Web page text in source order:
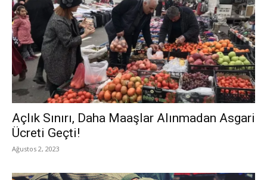
Açlık Sınırı, Daha Maaşlar Alınmadan Asgari
Ücreti Geçti!
Ağustos 2, 2023